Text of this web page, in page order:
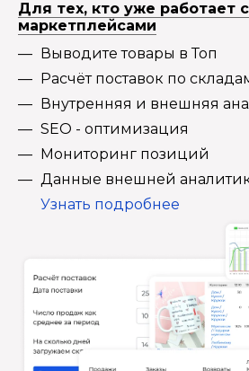
Для тех, кто уже работает с
маркетплейсами
Выводите товары в Топ
Расчёт поставок по
Внутренняя и внешняя
SEO - оптимизация
Мониторинг позиций
Данные внешней
Узнать подробнее